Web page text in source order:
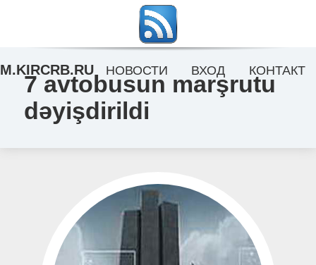
7 avtobusun marşrutu
dəyişdirildi
M.KIRCRB.RU НОВОСТИ ВХОД КОНТАКТ